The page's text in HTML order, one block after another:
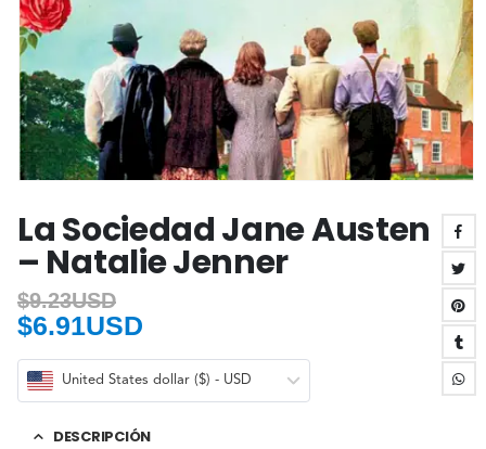
La Sociedad Jane Austen
– Natalie Jenner
$9.23USD
$6.91USD
United States dollar ($) - USD
DESCRIPCIÓN